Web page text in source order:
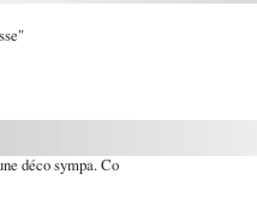
déco sympa. Co